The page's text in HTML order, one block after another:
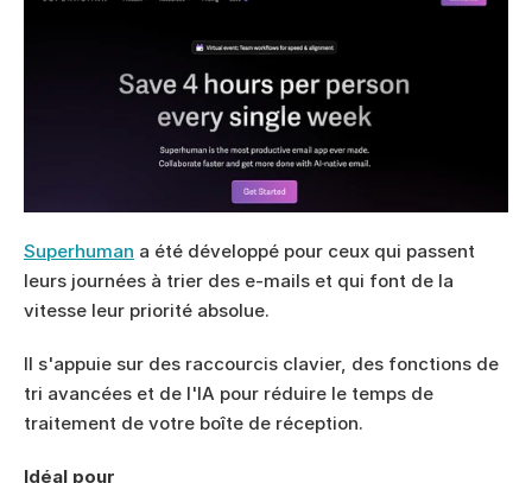
Superhuman a été développé pour ceux qui passent
leurs journées à trier des e-mails et qui font de la
vitesse leur priorité absolue.
Il s'appuie sur des raccourcis clavier, des fonctions de
tri avancées et de l'IA pour réduire le temps de
traitement de votre boîte de réception.
Idéal pour